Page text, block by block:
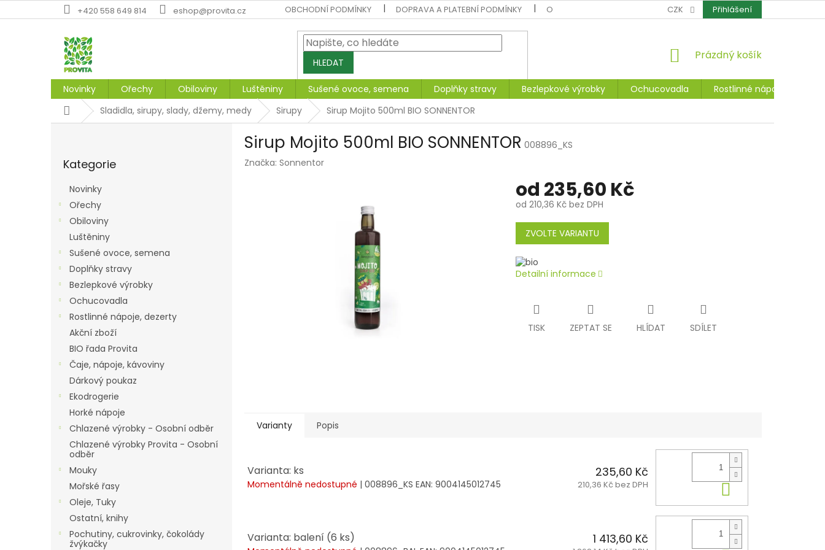
na
+420 558 649 814 eshop@provita.cz OBCHODNÍ PODMÍNKY DOPRAVA A PLATEBNÍ PODMÍNKY OCHRANA OSOBNÍCH ÚDAJŮ CERTIFIKÁTY
CZK Přihlášení
HLEDAT
NÁKUPNÍ
Prázdný košík
Novinky Ořechy Obiloviny Luštěniny Sušené ovoce, semena Doplňky stravy Bezlepkové výrobky Ochucovadla
Rostlinné nápoje, dezerty
DomůSladidla, sirupy, slady, džemy, medy Sirupy Sirup Mojito 500ml BIO SONNENTOR
kategorie
Kategorie
Novinky
Ořechy
Obiloviny
Luštěniny
Sušené ovoce, semena
Doplňky stravy
Bezlepkové výrobky
Ochucovadla
Rostlinné nápoje, dezerty
Akční zboží
BIO řada Provita
Čaje, nápoje, kávoviny
Dárkový poukaz
Ekodrogerie
Horké nápoje
Chlazené výrobky - Osobní odběr
Chlazené výrobky Provita - Osobní
odběr
Mouky
Mořské řasy
Oleje, Tuky
Ostatní, knihy
Pochutiny, cukrovinky, čokolády
žvýkačky
Sirup Mojito 500ml BIO SONNENTOR 008896_KS
Značka: Sonnentor
od 235,60 Kč
od 210,36 Kčbez DPH
Měrná
cena:
ZVOLTE VARIANTU
Detailní informace
TISK ZEPTAT SE HLÍDAT SDÍLET
Varianty Popis
Varianta: ks
Momentálně nedostupné | 008896_KS EAN: 9004145012745
235,60 Kč
210,36 Kč bez DPH
Varianta: balení (6 ks) 1 413,60 Kč